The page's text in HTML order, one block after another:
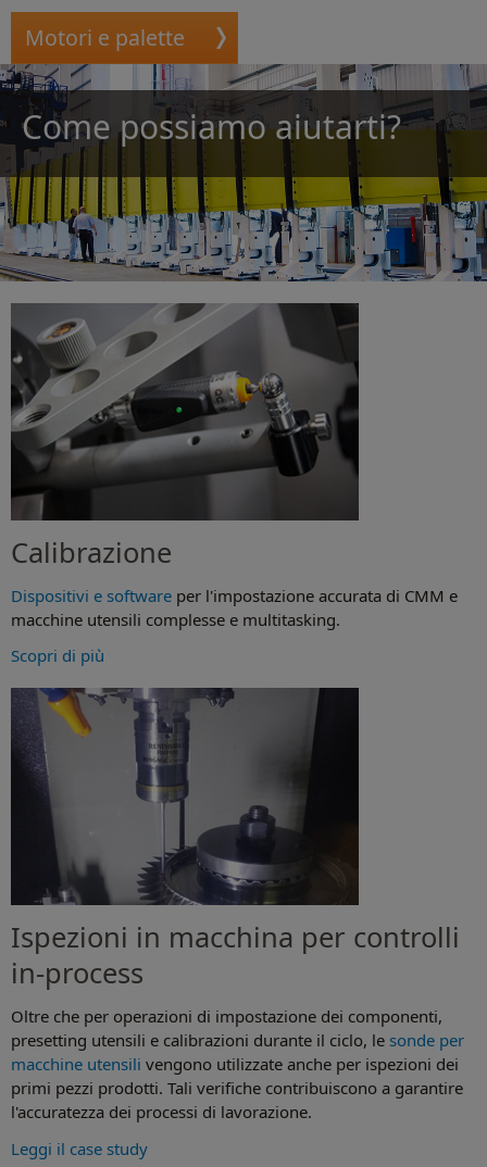
Motori e palette
Come possiamo aiutarti?
Calibrazione
Dispositivi e software per l'impostazione accurata di CMM e
macchine utensili complesse e multitasking.
Scopri di più
Ispezioni in macchina per controlli
in-process
Oltre che per operazioni di impostazione dei componenti,
presetting utensili e calibrazioni durante il ciclo, le sonde per
macchine utensili vengono utilizzate anche per ispezioni dei
primi pezzi prodotti. Tali verifiche contribuiscono a garantire
l'accuratezza dei processi di lavorazione.
Leggi il case study